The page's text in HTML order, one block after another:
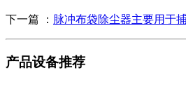
下一篇 ： 脉冲布袋除尘器主要用于
产品设备推荐